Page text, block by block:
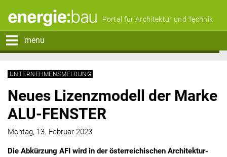
Portal für Architektur und Technik
menu
UNTERNEHMENSMELDUNG
Neues Lizenzmodell der Marke
ALU-FENSTER
Montag, 13. Februar 2023
Die Abkürzung AFI wird in der österreichischen Architektur-